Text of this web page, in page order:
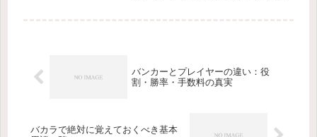
バンカーとプレイヤーの違い：役
割・勝率・手数料の真実
バカラで絶対に覚えておくべき基本